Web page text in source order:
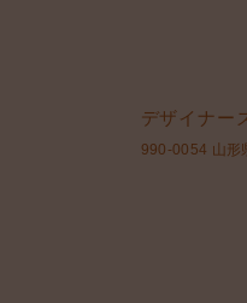
デザイナー
990-0054 山形